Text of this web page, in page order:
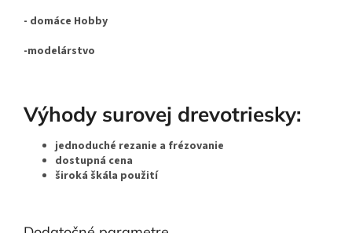
- domáce Hobby
-modelárstvo
Výhody surovej drevotriesky:
jednoduché rezanie a frézovanie
dostupná cena
široká škála použití